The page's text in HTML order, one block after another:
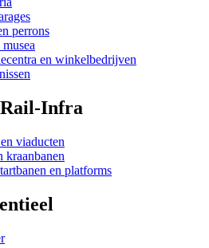
perrons
en winkelbedrijven
Infra
viaducten
kraanbanen
en platforms